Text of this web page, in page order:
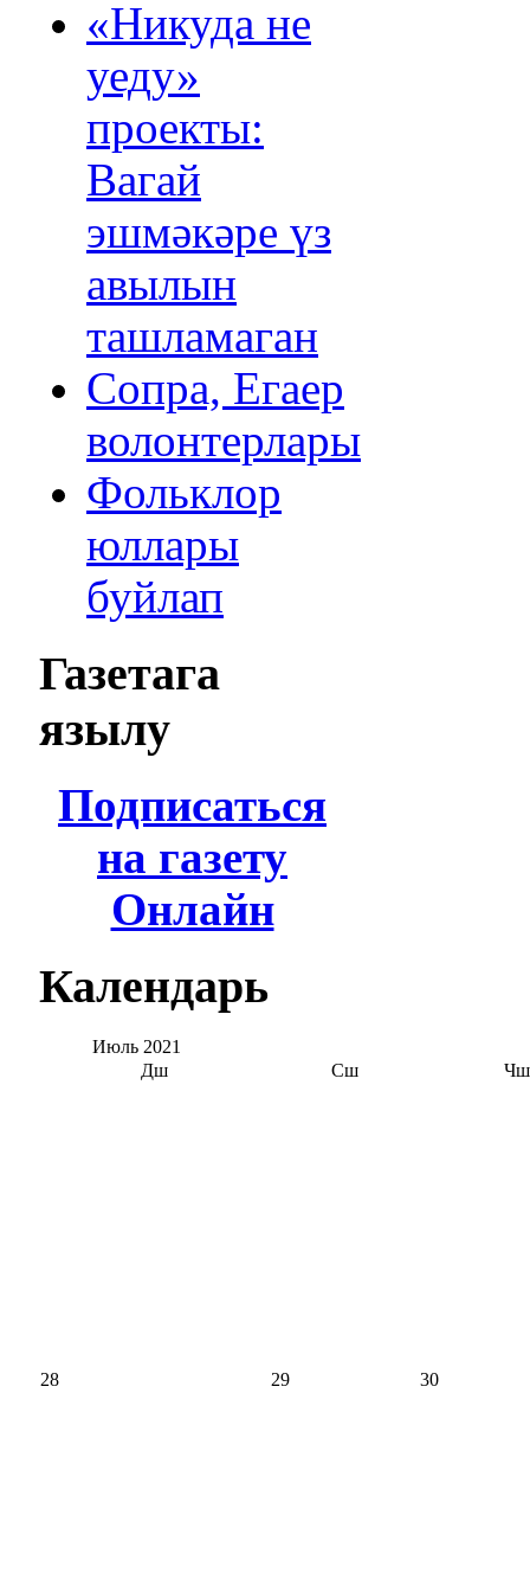
«Никуда не
уеду»
проекты:
Вагай
эшмәкәре үз
авылын
ташламаган
Сопра, Егаер
волонтерлары
Фольклор
юллары
буйлап
Газетага
язылу
Подписаться
на газету
Онлайн
Календарь
Июль 2021
Дш
Сш Чш
28 29 30